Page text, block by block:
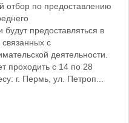
отбор по предоставлению
предоставляться в
с
деятельности.
проходить с 14 по 28
г. Пермь, ул. Петроп...